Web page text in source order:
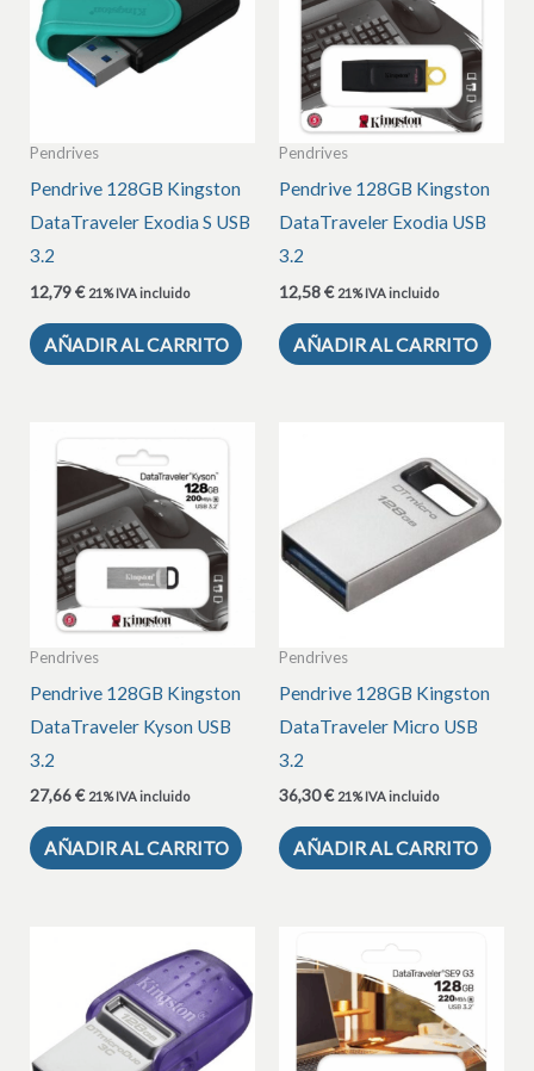
Pendrives
Pendrive 128GB Kingston
DataTraveler Exodia S USB
3.2
12,79€ 21% IVA incluido
AÑADIR AL CARRITO
Pendrives
Pendrive 128GB Kingston
DataTraveler Exodia USB
3.2
12,58€ 21% IVA incluido
AÑADIR AL CARRITO
Pendrives
Pendrive 128GB Kingston
DataTraveler Kyson USB
3.2
27,66€ 21% IVA incluido
AÑADIR AL CARRITO
Pendrives
Pendrive 128GB Kingston
DataTraveler Micro USB
3.2
36,30€ 21% IVA incluido
AÑADIR AL CARRITO